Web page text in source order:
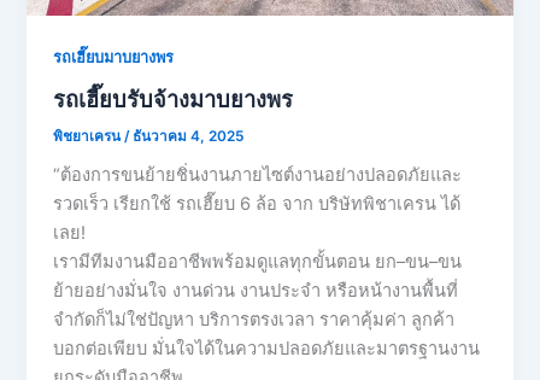
รถเฮี๊ยบมาบยางพร
รถเฮี๊ยบรับจ้างมาบยางพร
พิชยาเครน / ธันวาคม 4, 2025
“ต้องการขนย้ายชิ่นงานภายไซต์งานอย่างปลอดภัยและ
รวดเร็ว เรียกใช้ รถเฮี๊ยบ 6 ล้อ จาก บริษัทพิชาเครน ได้
เลย!
เรามีทีมงานมืออาชีพพร้อมดูแลทุกขั้นตอน ยก–ขน–ขน
ย้ายอย่างมั่นใจ งานด่วน งานประจำ หรือหน้างานพื้นที่
จำกัดก็ไม่ใช่ปัญหา บริการตรงเวลา ราคาคุ้มค่า ลูกค้า
บอกต่อเพียบ มั่นใจได้ในความปลอดภัยและมาตรฐานงาน